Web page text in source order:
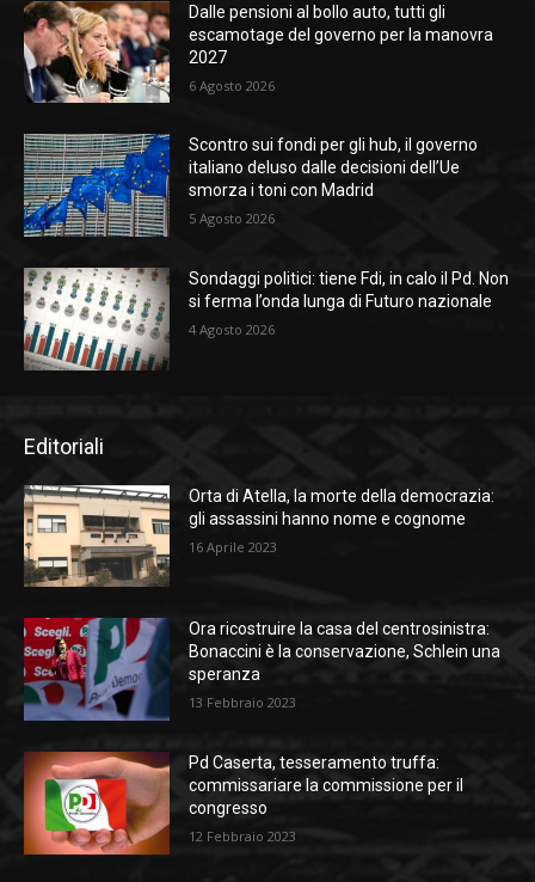
Dalle pensioni al bollo auto, tutti gli
escamotage del governo per la manovra
2027
6 Agosto 2026
Scontro sui fondi per gli hub, il governo
italiano deluso dalle decisioni dell’Ue
smorza i toni con Madrid
5 Agosto 2026
Sondaggi politici: tiene Fdi, in calo il Pd. Non
si ferma l’onda lunga di Futuro nazionale
4 Agosto 2026
Editoriali
Orta di Atella, la morte della democrazia:
gli assassini hanno nome e cognome
16 Aprile 2023
Ora ricostruire la casa del centrosinistra:
Bonaccini è la conservazione, Schlein una
speranza
13 Febbraio 2023
Pd Caserta, tesseramento truffa:
commissariare la commissione per il
congresso
12 Febbraio 2023